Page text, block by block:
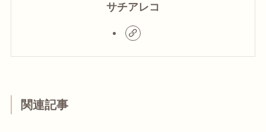
サチアレコ
関連記事